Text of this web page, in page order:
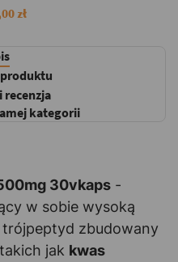
zł
produktu
recenzja
kategorii
30vkaps -
w sobie wysoką
zbudowany
takich jak kwas